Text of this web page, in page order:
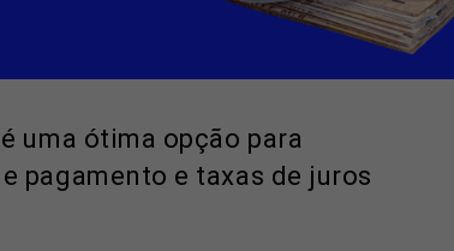
é uma ótima opção para
pagamento e taxas de juros